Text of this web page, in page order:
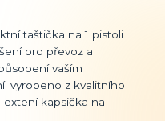
taštička na 1 pistoli
pro převoz a
vaším
vyrobeno z kvalitního
kapsička na